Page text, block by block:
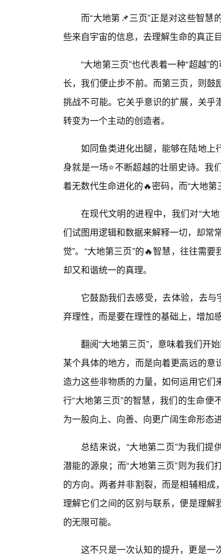
而“大地第📌三页”正是对这些智
些来自宇宙的信息，去理解生命的真正
“大地第三页”也代表着一种“超越”
长，我们便止步不前。而第三页，则
挑战不可能。它关乎意识的扩展，关
转变为一个主动的创造者。
如同鱼类进化出腿，能够在陆地上
身就是一场⭐不断超越的壮丽史诗。
着无数代生命进化的🔥密码，而“大地
在现代文明的进程中，我们对“大
们试图用逻辑和数据来解释一切，却常
觉”。“大地第三页”的🔥智慧，往往需
却又和谐统一的真理。
它鼓励我们去感受，去体验，去与
弃理性，而是要在理性的基础上，增加
翻阅“大地第三页”，意味着我们开
某个具体的地方，而是向着更高远的
造力这些非物质的力量，如何运用它
行“大地第三页”的智慧，我们的生命
为一股向上、向善、向更广阔生命形态
总结来说，“大地第二页”为我们
潜能的源泉；而“大地第三页”则为我
的方向。两者并非割裂，而是相辅相
理解它们之间的区别与联系，便是理
的无限可能。
这不只是一次认知的提升，更是一